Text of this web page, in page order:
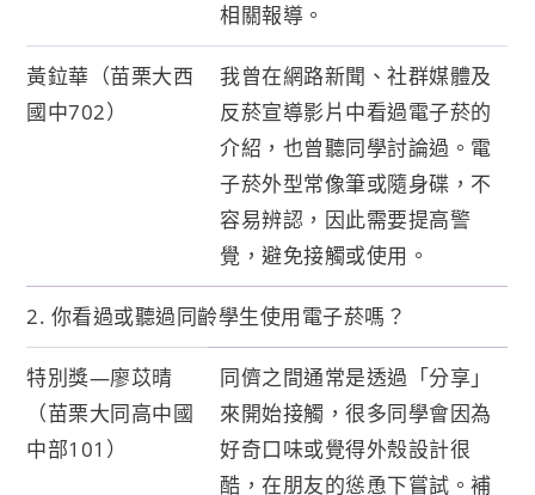
相關報導。
黃鉝華（苗栗大西
國中702）
我曾在網路新聞、社群媒體及
反菸宣導影片中看過電子菸的
介紹，也曾聽同學討論過。電
子菸外型常像筆或隨身碟，不
容易辨認，因此需要提高警
覺，避免接觸或使用。
2. 你看過或聽過同齡學生使用電子菸嗎？
特別獎—廖苡晴
（苗栗大同高中國
中部101）
同儕之間通常是透過「分享」
來開始接觸，很多同學會因為
好奇口味或覺得外殼設計很
酷，在朋友的慫恿下嘗試。補